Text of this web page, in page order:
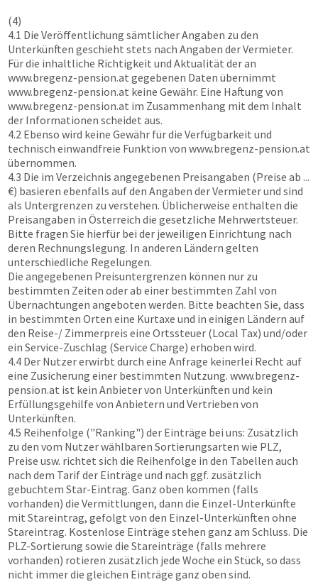
(4)
4.1 Die Veröffentlichung sämtlicher Angaben zu den
Unterkünften geschieht stets nach Angaben der Vermieter.
Für die inhaltliche Richtigkeit und Aktualität der an
www.bregenz-pension.at gegebenen Daten übernimmt
www.bregenz-pension.at keine Gewähr. Eine Haftung von
www.bregenz-pension.at im Zusammenhang mit dem Inhalt
der Informationen scheidet aus.
4.2 Ebenso wird keine Gewähr für die Verfügbarkeit und
technisch einwandfreie Funktion von www.bregenz-pension.at
übernommen.
4.3 Die im Verzeichnis angegebenen Preisangaben (Preise ab ...
€) basieren ebenfalls auf den Angaben der Vermieter und sind
als Untergrenzen zu verstehen. Üblicherweise enthalten die
Preisangaben in Österreich die gesetzliche Mehrwertsteuer.
Bitte fragen Sie hierfür bei der jeweiligen Einrichtung nach
deren Rechnungslegung. In anderen Ländern gelten
unterschiedliche Regelungen.
Die angegebenen Preisuntergrenzen können nur zu
bestimmten Zeiten oder ab einer bestimmten Zahl von
Übernachtungen angeboten werden. Bitte beachten Sie, dass
in bestimmten Orten eine Kurtaxe und in einigen Ländern auf
den Reise-/ Zimmerpreis eine Ortssteuer (Local Tax) und/oder
ein Service-Zuschlag (Service Charge) erhoben wird.
4.4 Der Nutzer erwirbt durch eine Anfrage keinerlei Recht auf
eine Zusicherung einer bestimmten Nutzung. www.bregenz-
pension.at ist kein Anbieter von Unterkünften und kein
Erfüllungsgehilfe von Anbietern und Vertrieben von
Unterkünften.
4.5 Reihenfolge ("Ranking") der Einträge bei uns: Zusätzlich
zu den vom Nutzer wählbaren Sortierungsarten wie PLZ,
Preise usw. richtet sich die Reihenfolge in den Tabellen auch
nach dem Tarif der Einträge und nach ggf. zusätzlich
gebuchtem Star-Eintrag. Ganz oben kommen (falls
vorhanden) die Vermittlungen, dann die Einzel-Unterkünfte
mit Stareintrag, gefolgt von den Einzel-Unterkünften ohne
Stareintrag. Kostenlose Einträge stehen ganz am Schluss. Die
PLZ-Sortierung sowie die Stareinträge (falls mehrere
vorhanden) rotieren zusätzlich jede Woche ein Stück, so dass
nicht immer die gleichen Einträge ganz oben sind.